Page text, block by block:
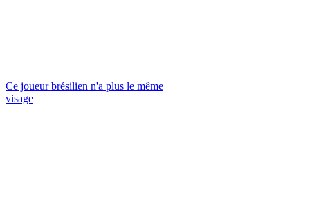
Ce joueur brésilien n'a plus le même
visage